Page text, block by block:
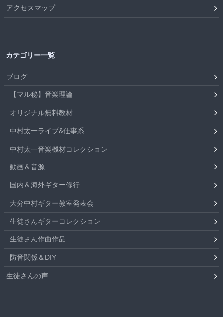
アクセスマップ
カテゴリー一覧
ブログ
【マル秘】音楽理論
オリジナル無料教材
中村太一ライブ&仕事系
中村太一音楽機材コレクション
動画＆音源
国内＆海外ギター修行
大分中村ギター教室発表会
生徒さんギターコレクション
生徒さん作曲作品
防音関係＆DIY
生徒さんの声